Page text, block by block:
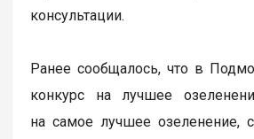
консультации.
Ранее сообщалось, что в
конкурс на лучшее
на самое лучшее озеленение,